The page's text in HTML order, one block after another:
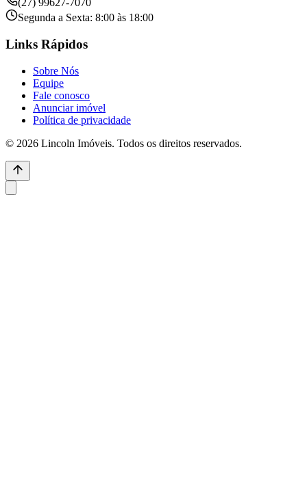
(27) 99627-7070
Segunda a Sexta: 8:00 às 18:00
Links Rápidos
Sobre Nós
Equipe
Fale conosco
Anunciar imóvel
Política de privacidade
© 2026 Lincoln Imóveis. Todos os direitos reservados.